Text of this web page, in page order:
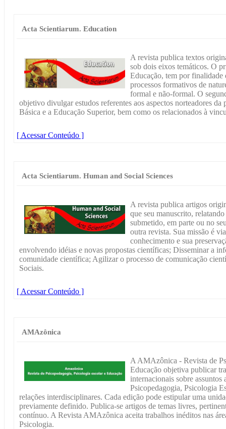
Acta Scientiarum. Education
A revista publica textos
sob dois eixos temáticos. O
Educação, tem por finalidade
processos formativos de
formal e não-formal. O
objetivo divulgar estudos referentes aos aspectos norteadores
Básica e a Educação Superior, bem como os relacionados à
[ Acessar Conteúdo ]
Acta Scientiarum. Human and Social Sciences
A revista publica artigos
que seu manuscrito,
submetido, em parte ou no
outra revista. Sua missão é
conhecimento e sua
envolvendo idéias e novas propostas científicas; Disseminar a
comunidade científica; Agilizar o processo de comunicação
Sociais.
[ Acessar Conteúdo ]
AMAzônica
A AMAzônica - Revista de
Educação objetiva publicar
internacionais sobre assuntos
Psicopedagogia, Psicologia
relações interdisciplinares. Cada edição pode estipular uma
previamente definido. Publica-se artigos de temas livres,
contínuo. A Revista AMAzônica aceita trabalhos inéditos nas
Psicologia.